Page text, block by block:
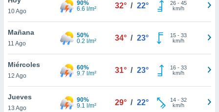
en
más
nuestra
de
10 Ago
90%
6.6 l/m²
32° / 22° 26- 45
km/h
Mañana
11 Ago
50%
0.2 l/m²
34° / 23° 15- 33
km/h
Miércoles
12 Ago
60%
9.7 l/m²
31° / 23° 16- 33
km/h
Jueves
13 Ago
90%
9.1 l/m²
29° / 22° 14- 32
km/h